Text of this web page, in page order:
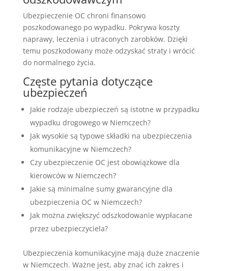
Ubezpieczenie OC chroni finansowo
poszkodowanego po wypadku. Pokrywa koszty
naprawy, leczenia i utraconych zarobków. Dzięki
temu poszkodowany może odzyskać straty i wrócić
do normalnego życia.
Częste pytania dotyczące
ubezpieczeń
Jakie rodzaje ubezpieczeń są istotne w przypadku
wypadku drogowego w Niemczech?
Jak wysokie są typowe składki na ubezpieczenia
komunikacyjne w Niemczech?
Czy ubezpieczenie OC jest obowiązkowe dla
kierowców w Niemczech?
Jakie są minimalne sumy gwarancyjne dla
ubezpieczenia OC w Niemczech?
Jak można zwiększyć odszkodowanie wypłacane
przez ubezpieczyciela?
Ubezpieczenia komunikacyjne mają duże znaczenie
w Niemczech. Ważne jest, aby znać ich zakres i